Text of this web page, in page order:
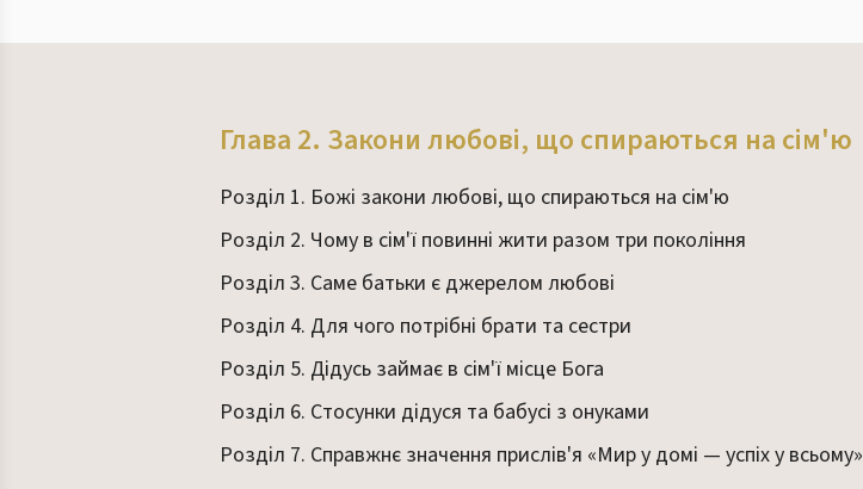
Глава 2. Закони любові, що спираються на сім'ю
Розділ 1. Божі закони любові, що спираються на сім'ю
Розділ 2. Чому в сім'ї повинні жити разом три покоління
Розділ 3. Саме батьки є джерелом любові
Розділ 4. Для чого потрібні брати та сестри
Розділ 5. Дідусь займає в сім'ї місце Бога
Розділ 6. Стосунки дідуся та бабусі з онуками
Розділ 7. Справжнє значення прислів'я «Мир у домі — успіх у всьому»